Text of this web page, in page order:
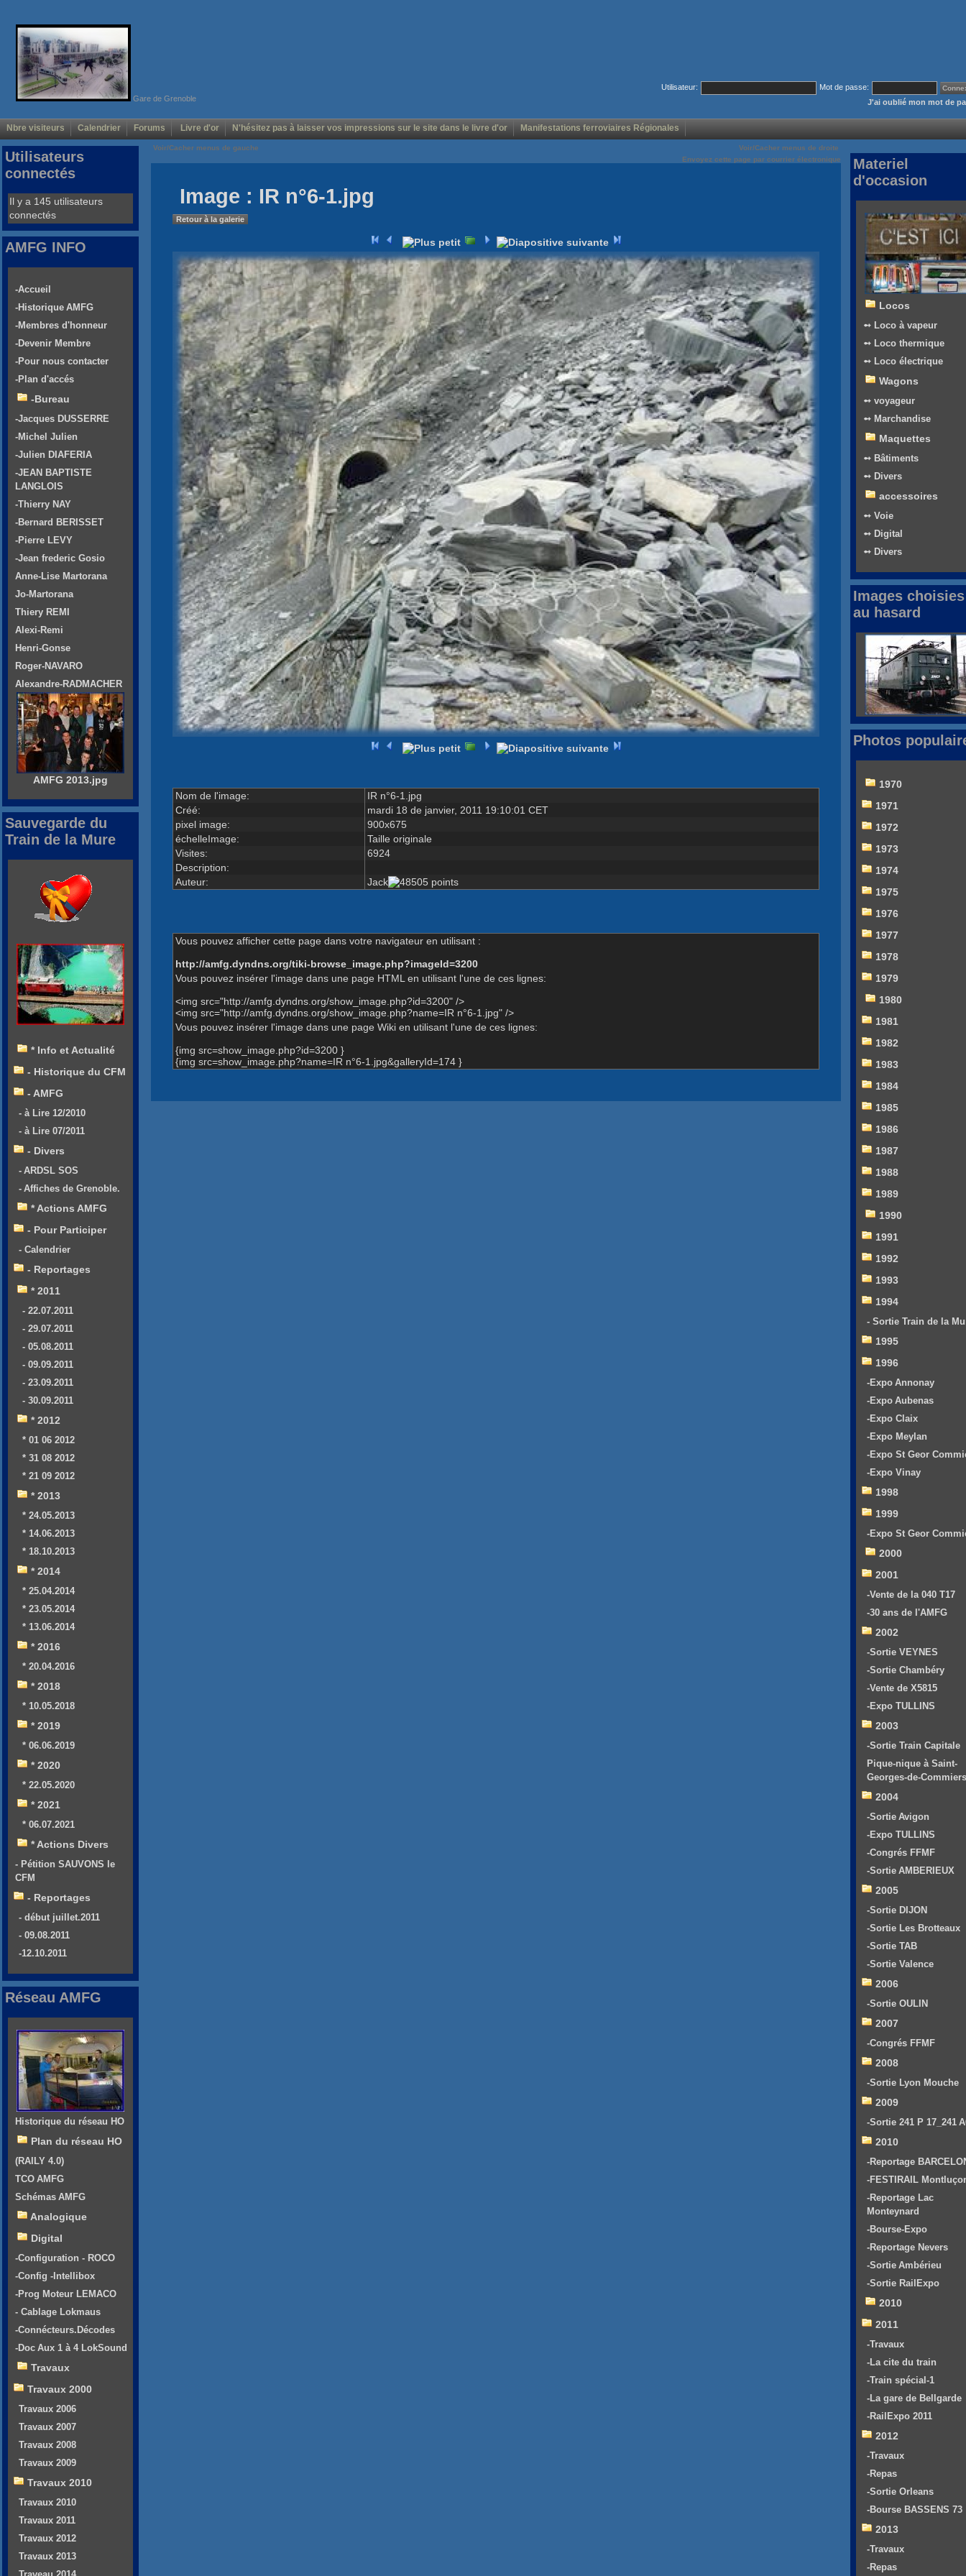
Gare de Grenoble
Utilisateur:
Mot de passe:
J'ai oublié mon mot de
Nbre visiteurs Calendrier Forums Livre d'or N'hésitez pas à laisser vos impressions sur le site dans le livre d'or Manifestations ferroviaires Régionales
Voir/Cacher menus de gauche
Voir/Cacher menus de droite
Envoyez cette page par courrier électronique
Image : IR n°6-1.jpg
Retour à la galerie
Nom de l'image:
IR n°6-1.jpg
Créé:
mardi 18 de janvier, 2011 19:10:01 CET
pixel image:
900x675
échelleImage:
Taille originale
Visites:
6924
Description:
Auteur:
Jack
Vous pouvez afficher cette page dans votre navigateur en utilisant :
http://amfg.dyndns.org/tiki-browse_image.php?imageId=3200
Vous pouvez insérer l'image dans une page HTML en utilisant l'une de ces lignes:
<img src="http://amfg.dyndns.org/show_image.php?id=3200" />
<img src="http://amfg.dyndns.org/show_image.php?name=IR n°6-1.jpg" />
Vous pouvez insérer l'image dans une page Wiki en utilisant l'une de ces lignes:
{img src=show_image.php?id=3200 }
{img src=show_image.php?name=IR n°6-1.jpg&galleryId=174 }
Utilisateurs
connectés
Il y a 145 utilisateurs
connectés
AMFG INFO
-Accueil
-Historique AMFG
-Membres d'honneur
-Devenir Membre
-Pour nous contacter
-Plan d'accés
-Bureau
-Jacques DUSSERRE
-Michel Julien
-Julien DIAFERIA
-JEAN BAPTISTE
LANGLOIS
-Thierry NAY
-Bernard BERISSET
-Pierre LEVY
-Jean frederic Gosio
Anne-Lise Martorana
Jo-Martorana
Thiery REMI
Alexi-Remi
Henri-Gonse
Roger-NAVARO
Alexandre-RADMACHER
AMFG 2013.jpg
Sauvegarde du
Train de la Mure
* Info et Actualité
- Historique du CFM
- AMFG
- à Lire 12/2010
- à Lire 07/2011
- Divers
- ARDSL SOS
- Affiches de Grenoble.
* Actions AMFG
- Pour Participer
- Calendrier
- Reportages
* 2011
- 22.07.2011
- 29.07.2011
- 05.08.2011
- 09.09.2011
- 23.09.2011
- 30.09.2011
* 2012
* 01 06 2012
* 31 08 2012
* 21 09 2012
* 2013
* 24.05.2013
* 14.06.2013
* 18.10.2013
* 2014
* 25.04.2014
* 23.05.2014
* 13.06.2014
* 2016
* 20.04.2016
* 2018
* 10.05.2018
* 2019
* 06.06.2019
* 2020
* 22.05.2020
* 2021
* 06.07.2021
* Actions Divers
- Pétition SAUVONS le
CFM
- Reportages
- début juillet.2011
- 09.08.2011
-12.10.2011
Réseau AMFG
Historique du réseau HO
Plan du réseau HO
(RAILY 4.0)
TCO AMFG
Schémas AMFG
Analogique
Digital
-Configuration - ROCO
-Config -Intellibox
-Prog Moteur LEMACO
- Cablage Lokmaus
-Connécteurs.Décodes
-Doc Aux 1 à 4 LokSound
Travaux
Travaux 2000
Travaux 2006
Travaux 2007
Travaux 2008
Travaux 2009
Travaux 2010
Travaux 2010
Travaux 2011
Travaux 2012
Travaux 2013
Materiel
d'occasion
Locos
➻ Loco à vapeur
➻ Loco thermique
➻ Loco électrique
Wagons
➻ voyageur
➻ Marchandise
Maquettes
➻ Bâtiments
➻ Divers
accessoires
➻ Voie
➻ Digital
➻ Divers
Images choisies
au hasard
Photos
1970
1971
1972
1973
1974
1975
1976
1977
1978
1979
1980
1981
1982
1983
1984
1985
1986
1987
1988
1989
1990
1991
1992
1993
1994
- Sortie Train de la
1995
1996
-Expo Annonay
-Expo Aubenas
-Expo Claix
-Expo Meylan
-Expo St Geor
-Expo Vinay
1998
1999
-Expo St Geor
2000
2001
-Vente de la 040 T17
-30 ans de l'AMFG
2002
-Sortie VEYNES
-Sortie Chambéry
-Vente de X5815
-Expo TULLINS
2003
-Sortie Train Capitale
Pique-nique à Saint-
Georges-de-Commiers
2004
-Sortie Avigon
-Expo TULLINS
-Congrés FFMF
-Sortie AMBERIEUX
2005
-Sortie DIJON
-Sortie Les Brotteaux
-Sortie TAB
-Sortie Valence
2006
-Sortie OULIN
2007
-Congrés FFMF
2008
-Sortie Lyon Mouche
2009
-Sortie 241 P 17_241
2010
-Reportage
-FESTIRAIL
-Reportage Lac
Monteynard
-Bourse-Expo
-Reportage Nevers
-Sortie Ambérieu
-Sortie RailExpo
2010
2011
-Travaux
-La cite du train
-Train spécial-1
-La gare de Bellgarde
-RailExpo 2011
2012
-Travaux
-Repas
-Sortie Orleans
-Bourse BASSENS 73
2013
-Travaux
-Repas